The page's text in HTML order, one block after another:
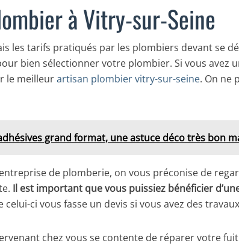
à Vitry-sur-Seine
les tarifs pratiqués par les plombiers devant se
bien sélectionner votre plombier. Si vous avez
le meilleurartisan plombier vitry-sur-seine. On ne
grand format, une astuce déco très bon
de plomberie, on vous préconise de
Il est important que vous puissiez bénéficier
celui-ci vous fasse un devis si vous avez des
chez vous se contente de réparer votre